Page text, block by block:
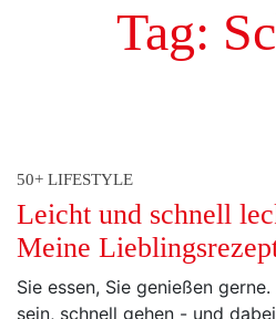
Tag:
50+ LIFESTYLE
Leicht und schnell
Meine
Sie essen, Sie genießen
sein, schnell gehen - und